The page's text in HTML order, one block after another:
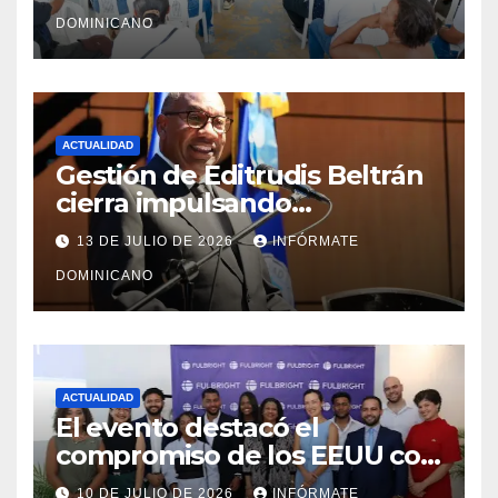
DOMINICANO
ACTUALIDAD
Gestión de Editrudis Beltrán
cierra impulsando
modernización, expansión y
transformación institucional
13 DE JULIO DE 2026 INFÓRMATE
DOMINICANO
ACTUALIDAD
El evento destacó el
compromiso de los EEUU con
el liderazgo, la innovación y la
10 DE JULIO DE 2026 INFÓRMATE